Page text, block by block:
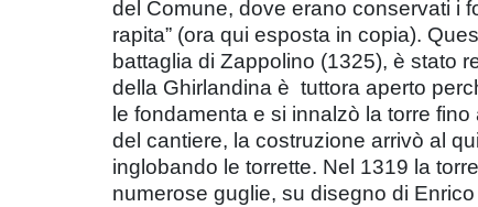
del Comune, dove erano conservati i
rapita” (ora qui esposta in copia).
battaglia di Zappolino (1325), è stato
della Ghirlandina è tuttora aperto
le fondamenta e si innalzò la torre
del cantiere, la costruzione arrivò al
inglobando le torrette. Nel 1319 la
numerose guglie, su disegno di